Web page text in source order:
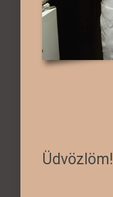
Üdvözlöm!